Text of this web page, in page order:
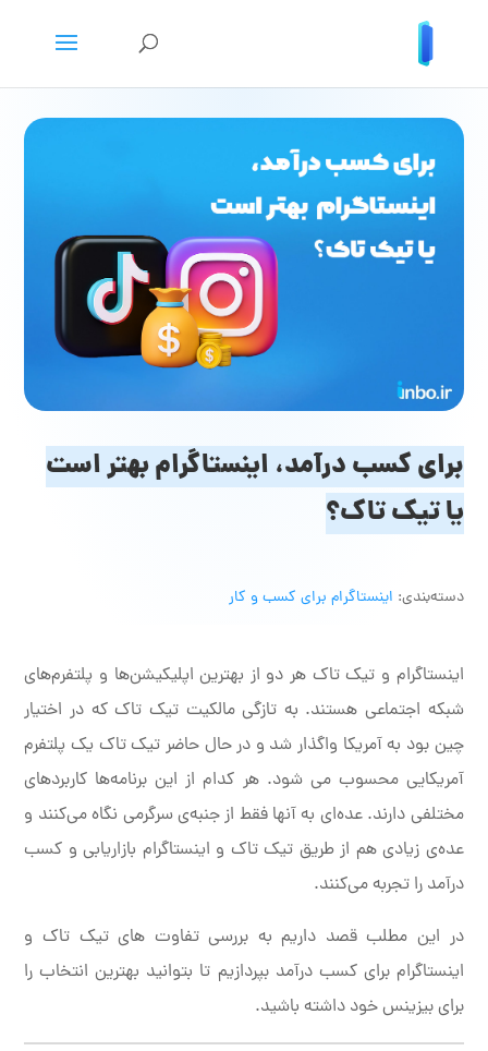
برای کسب درآمد، اینستاگرام بهتر است
یا تیک تاک؟
دسته‌بندی: اینستاگرام برای کسب و کار
اینستاگرام و تیک تاک هر دو از بهترین اپلیکیشن‌ها و پلتفرم‌های
شبکه اجتماعی هستند. به تازگی مالکیت تیک تاک که در اختیار
چین بود به آمریکا واگذار شد و در حال حاضر تیک تاک یک پلتفرم
آمریکایی محسوب می شود. هر کدام از این برنامه‌ها کاربردهای
مختلفی دارند. عده‌ای به آنها فقط از جنبه‌ی سرگرمی نگاه می‌کنند و
عده‌ی زیادی هم از طریق تیک تاک و اینستاگرام بازاریابی و کسب
درآمد را تجربه می‌کنند.
در این مطلب قصد داریم به بررسی تفاوت های تیک تاک و
اینستاگرام برای کسب درآمد بپردازیم تا بتوانید بهترین انتخاب را
برای بیزینس خود داشته باشید.